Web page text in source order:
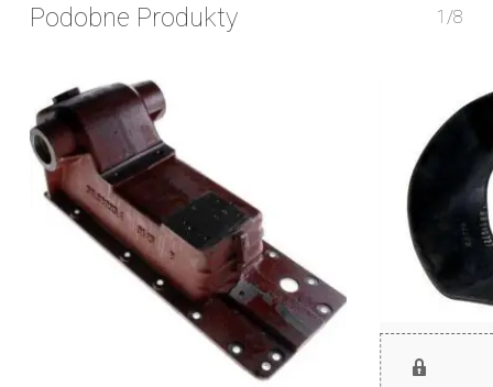
Podobne Produkty 1/8